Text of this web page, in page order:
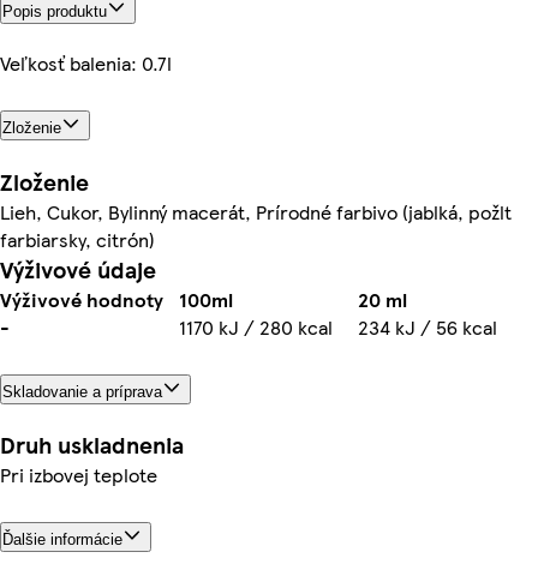
Popis produktu
Veľkosť balenia: 0.7l
Zloženie
Zloženie
Lieh, Cukor, Bylinný macerát, Prírodné farbivo (jablká, požlt
farbiarsky, citrón)
Výživové údaje
Výživové hodnoty 100ml
20 ml
-
1170 kJ / 280 kcal 234 kJ / 56 kcal
Skladovanie a príprava
Druh uskladnenia
Pri izbovej teplote
Ďalšie informácie